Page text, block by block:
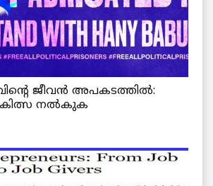
ജീവൻ അപകടത്തിൽ:
നൽകുക